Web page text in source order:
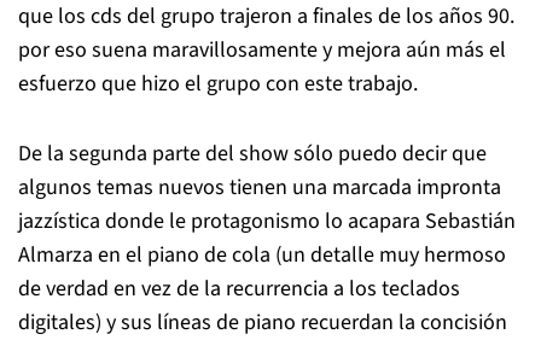
que los cds del grupo trajeron a finales de los años 90.
por eso suena maravillosamente y mejora aún más el
esfuerzo que hizo el grupo con este trabajo.
De la segunda parte del show sólo puedo decir que
algunos temas nuevos tienen una marcada impronta
jazzística donde le protagonismo lo acapara Sebastián
Almarza en el piano de cola (un detalle muy hermoso
de verdad en vez de la recurrencia a los teclados
digitales) y sus líneas de piano recuerdan la concisión